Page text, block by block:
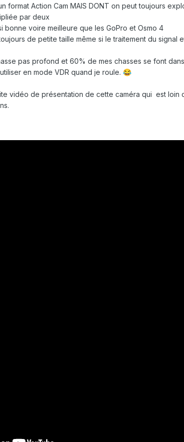
format Action Cam MAIS DONT on peut toujours
par deux
bonne voire meilleure que les GoPro et Osmo 4
de petite taille même si le traitement du signal
pas profond et 60% de mes chasses se font
en mode VDR quand je roule. 😂
vidéo de présentation de cette caméra qui est